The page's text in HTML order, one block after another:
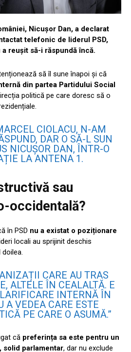
Nicușor Dan, a declarat
telefonic de liderul PSD,
reușit să-i răspundă încă.
să îl sune înapoi și că
din partea Partidului Social
politică pe care doresc să o
CIOLACU, N-AM
DAR O SĂ-L SUN
NICUȘOR DAN, ÎNTR-O
LA ANTENA 1.
sau
occidentală?
în PSD nu a existat o poziționare
locali au sprijinit deschis
CARE AU TRAS
ALTELE ÎN CEALALTĂ. E
INTERNĂ ÎN
A VEDEA CARE ESTE
PE CARE O ASUMĂ.”
că preferința sa este pentru un
solid parlamentar, dar nu exclude